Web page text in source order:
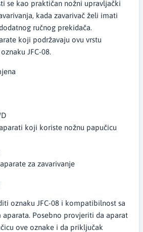
se kao praktičan nožni upravljački
kada zavarivač želi imati
ručnog prekidača.
koji podržavaju ovu vrstu
JFC-08.
koji koriste nožnu papučicu
za zavarivanje
oznaku JFC-08 i kompatibilnost sa
Posebno provjeriti da aparat
ove oznake i da priključak